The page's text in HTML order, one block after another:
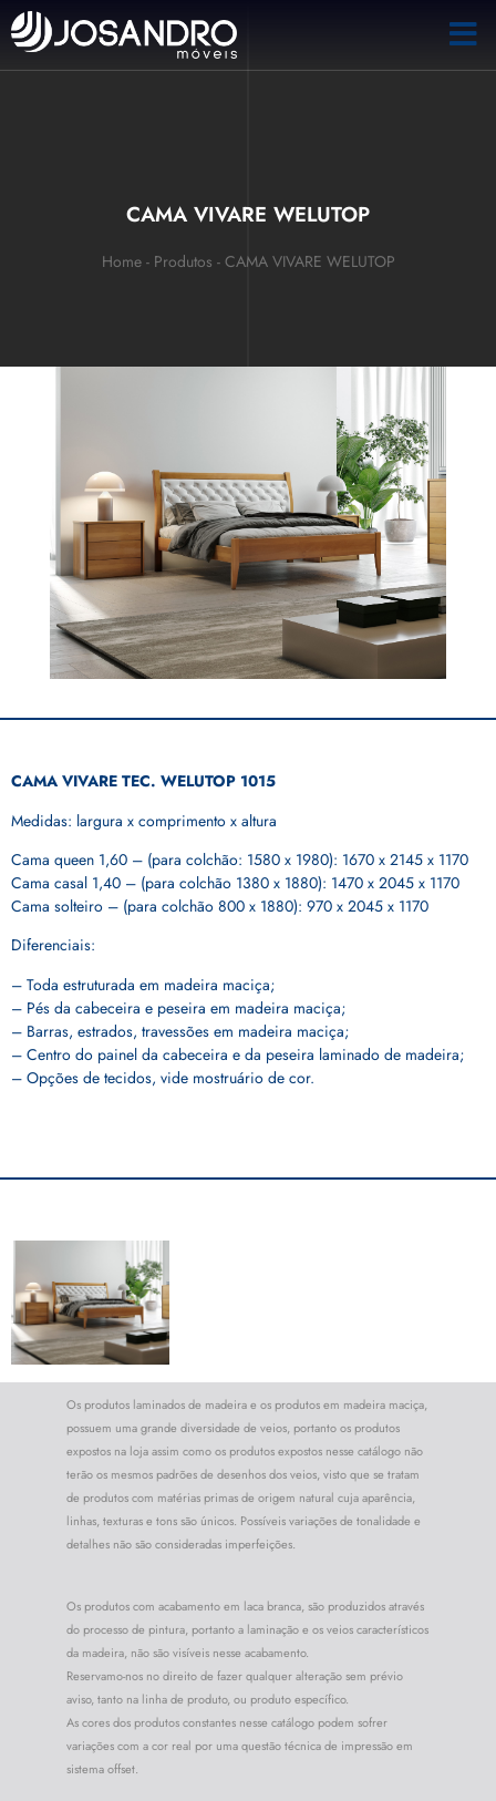
CAMA VIVARE WELUTOP
Home- Produtos - CAMA VIVARE WELUTOP
CAMA VIVARE TEC. WELUTOP 1015
Medidas: largura x comprimento x altura
Cama queen 1,60 – (para colchão: 1580 x 1980): 1670 x 2145 x 1170
Cama casal 1,40 – (para colchão 1380 x 1880): 1470 x 2045 x 1170
Cama solteiro – (para colchão 800 x 1880): 970 x 2045 x 1170
Diferenciais:
– Toda estruturada em madeira maciça;
– Pés da cabeceira e peseira em madeira maciça;
– Barras, estrados, travessões em madeira maciça;
– Centro do painel da cabeceira e da peseira laminado de madeira;
– Opções de tecidos, vide mostruário de cor.
Os produtos laminados de madeira e os produtos em madeira maciça,
possuem uma grande diversidade de veios, portanto os produtos
expostos na loja assim como os produtos expostos nesse catálogo não
terão os mesmos padrões de desenhos dos veios, visto que se tratam
de produtos com matérias primas de origem natural cuja aparência,
linhas, texturas e tons são únicos. Possíveis variações de tonalidade e
detalhes não são consideradas imperfeições.
Os produtos com acabamento em laca branca, são produzidos através
do processo de pintura, portanto a laminação e os veios característicos
da madeira, não são visíveis nesse acabamento.
Reservamo-nos no direito de fazer qualquer alteração sem prévio
aviso, tanto na linha de produto, ou produto específico.
As cores dos produtos constantes nesse catálogo podem sofrer
variações com a cor real por uma questão técnica de impressão em
sistema offset.